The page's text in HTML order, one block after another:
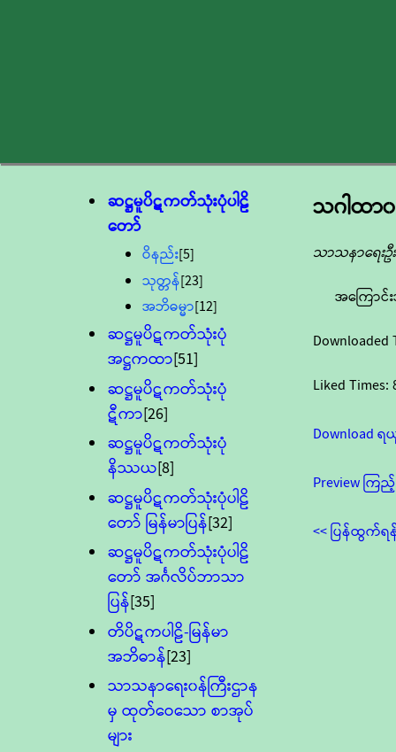
ဆဋ္ဌမူပိဋကတ်သုံးပုံပါဠိ
တော်
ဝိနည်း[5]
သုတ္တန်[23]
အဘိဓမ္မာ[12]
ဆဋ္ဌမူပိဋကတ်သုံးပုံ
အဋ္ဌကထာ[51]
ဆဋ္ဌမူပိဋကတ်သုံးပုံ
ဋီကာ[26]
ဆဋ္ဌမူပိဋကတ်သုံးပုံ
နိဿယ[8]
ဆဋ္ဌမူပိဋကတ်သုံးပုံပါဠိ
တော် မြန်မာပြန်[32]
ဆဋ္ဌမူပိဋကတ်သုံးပုံပါဠိ
တော် အင်္ဂလိပ်ဘာသာ
ပြန်[35]
တိပိဋကပါဠိ-မြန်မာ
အဘိဓာန်[23]
သာသနာရေး၀န်ကြီးဌာန
မှ ထုတ်ဝေသော စာအုပ်
များ
သဂါထာ၀
သာသနာရေးဦ
အကြောင်
Downloaded
Liked Times:
Download
Preview ကြ
<< ပြန်ထွက်ရ